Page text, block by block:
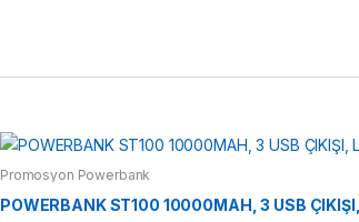
Promosyon Powerbank
POWERBANK ST100 10000MAH, 3 USB